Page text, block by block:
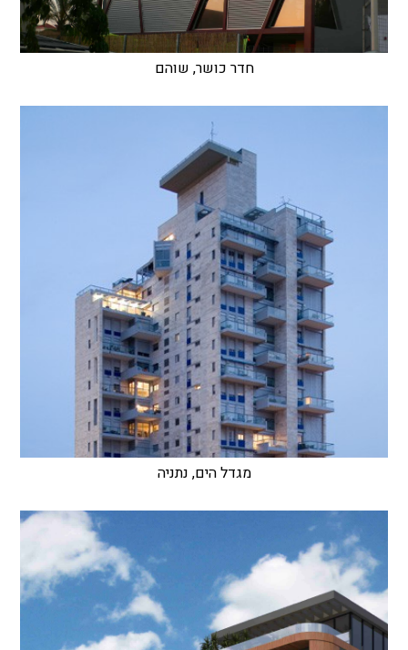
חדר כושר, שוהם
מגדל הים, נתניה